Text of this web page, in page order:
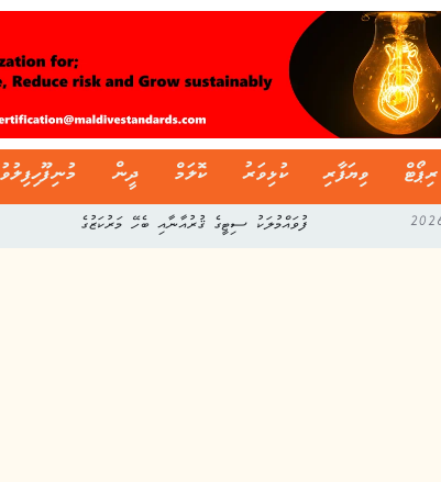
ރިޕޯޓް ވިޔަފާރި ކުޅިވަރު ކޮލަމް ދީން
ފުވައްމުލަކު ސިޓީގެ ޤުރުއާނާއި ބެހޭ މަރުކަޒުގެ